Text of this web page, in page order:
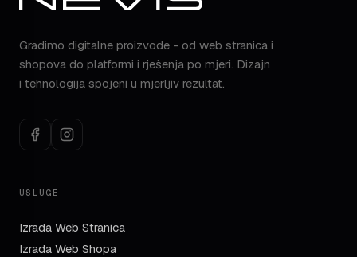
Gradimo digitalne proizvode - od web stranica i
shopova do platformi i rješenja po mjeri. Dizajn
i tehnologija spojeni u mjerljiv rezultat.
USLUGE
Izrada Web Stranica
Izrada Web Shopa